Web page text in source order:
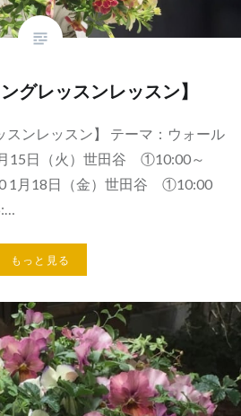
グレッスンレッスン】
スンレッスン】 テーマ：ウォール
15日（火）世田谷 ①10:00～
1月18日（金）世田谷 ①10:00
もっと見る